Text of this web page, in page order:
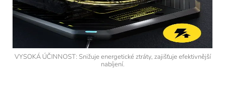
VYSOKÁ ÚČINNOST: Snižuje energetické ztráty, zajišťuje efektivnější
nabíjení.